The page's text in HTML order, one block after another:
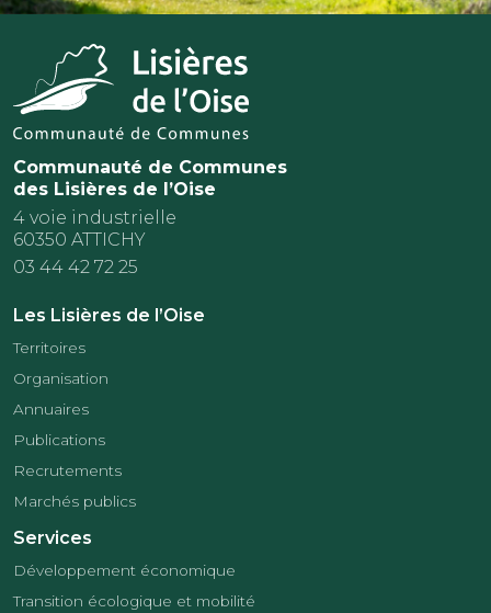
Communauté de Communes
des Lisières de l’Oise
4 voie industrielle
60350 ATTICHY
03 44 42 72 25
Les Lisières de l’Oise
Territoires
Organisation
Annuaires
Publications
Recrutements
Marchés publics
Services
Développement économique
Transition écologique et mobilité